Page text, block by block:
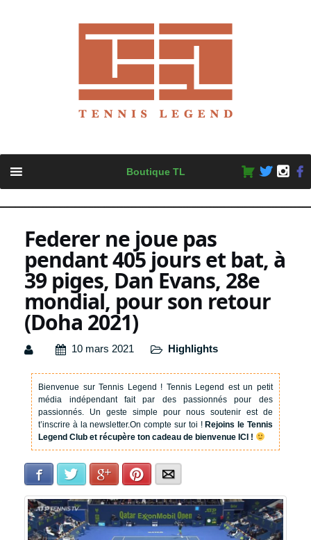
content
Boutique TL
Federer ne joue pas
pendant 405 jours et bat, à
39 piges, Dan Evans, 28e
mondial, pour son retour
(Doha 2021)
10 mars 2021 Highlights
Bienvenue sur Tennis Legend ! Tennis Legend est un petit
média indépendant fait par des passionnés pour des
passionnés. Un geste simple pour nous soutenir est de
t’inscrire à la newsletter.On compte sur toi !Rejoins le Tennis
Legend Club et récupère ton cadeau de bienvenue ICI !
Facebook Twitter Google+Pinterest